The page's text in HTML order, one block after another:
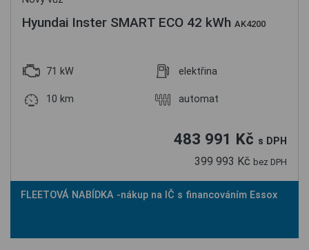
Hyundai Inster SMART ECO 42 kWh AK4200
71 kW elektřina
10 km automat
483 991 Kč s DPH
399 993 Kč bez DPH
FLEETOVÁ NABÍDKA -nákup na IČ s financováním Essox